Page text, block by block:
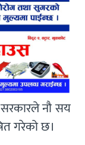
सरकारले नौ सय
गरेको छ।